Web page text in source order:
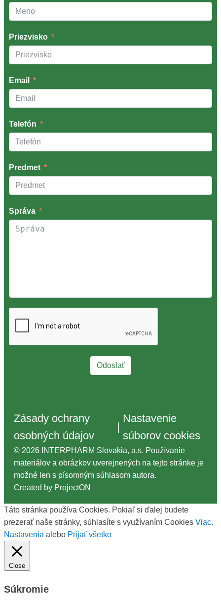
Priezvisko
Email
Telefón
Predmet
Správa
Odoslať
Zásady ochrany
osobných údajov
|
Nastavenie
súborov cookies
© 2026 INTERPHARM Slovakia, a.s. Používanie
materiálov a obrázkov uverejnených na tejto stránke je
možné len s písomným súhlasom autora.
Created by ProjectON
Táto stránka používa Cookies. Pokiaľ si ďalej budete
prezerať naše stránky, súhlasíte s využívaním Cookies Viac.
Nastavenia alebo Prijať všetko
Close
Súkromie